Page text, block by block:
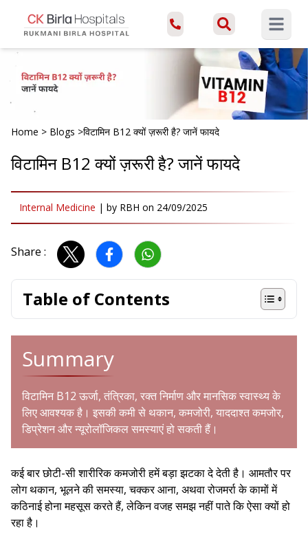
Open
Home > Blogs >विटामिन B12 क्यों ज़रूरी है? जानें फायदे
विटामिन B12 क्यों ज़रूरी है? जानें फायदे
Internal Medicine | by RBH on 24/09/2025
Share :
Table of Contents
Summary
विटामिन B12 ऊर्जा, तंत्रिका, रक्त निर्माण और मानसिक स्वास्थ्य के
लिए आवश्यक है। इसकी कमी से थकान, कमजोरी, याददाश्त कमजोर,
डिप्रेशन और न्यूरोलॉजिकल समस्याएं हो सकती हैं।
कई बार छोटी-सी शारीरिक कमजोरी हमें बड़ा झटका दे देती है। आमतौर पर
लोग थकान, भूलने की समस्या, चक्कर आना, अथवा रोजमर्रा के कामों में
कठिनाई होना महसूस करते हैं, लेकिन वजह समझ नहीं पाते कि ऐसा क्यों हो
रहा है।